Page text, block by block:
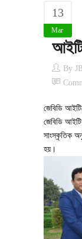
13
Mar
By
জেবিডি
জেবিডি
সাংস্কৃতিক
হয়।